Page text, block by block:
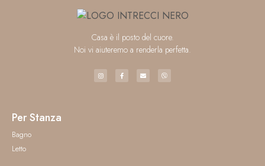
Casa è il posto del cuore.
Noi vi aiuteremo a renderla perfetta.
Per Stanza
Bagno
Letto